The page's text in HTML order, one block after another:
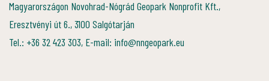
Magyarországon Novohrad-Nógrád Geopark Nonprofit Kft.,
Eresztvényi út 6., 3100 Salgótarján
Tel.: +36 32 423 303, E-mail: info@nngeopark.eu